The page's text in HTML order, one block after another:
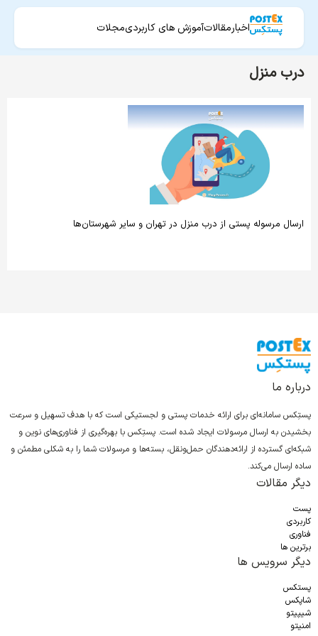
اخبارمقالاتآموزش های کاربردیمجلات
درب منزل
ارسال مرسوله پستی از درب منزل در تهران و سایر شهرستان‌ها
درباره ما
پستِکس سامانه‌ای برای ارائه خدمات پستی و لجستیکی است که با هدف تسهیل و سرعت
بخشیدن به ارسال مرسولات ایجاد شده است. پستِکس با بهره‌گیری از فناوری‌های نوین و
شبکه‌ای گسترده از ارائه‌دهندگان حمل‌ونقل، بسته‌ها و مرسولات شما را به شکلی مطمئن و
ساده ارسال می‌کند.
دیگر مقالات
پست
کاربردی
فناوری
برترین ها
دیگر سرویس ها
پستکس
شاپکس
شیپیتو
امنیتو